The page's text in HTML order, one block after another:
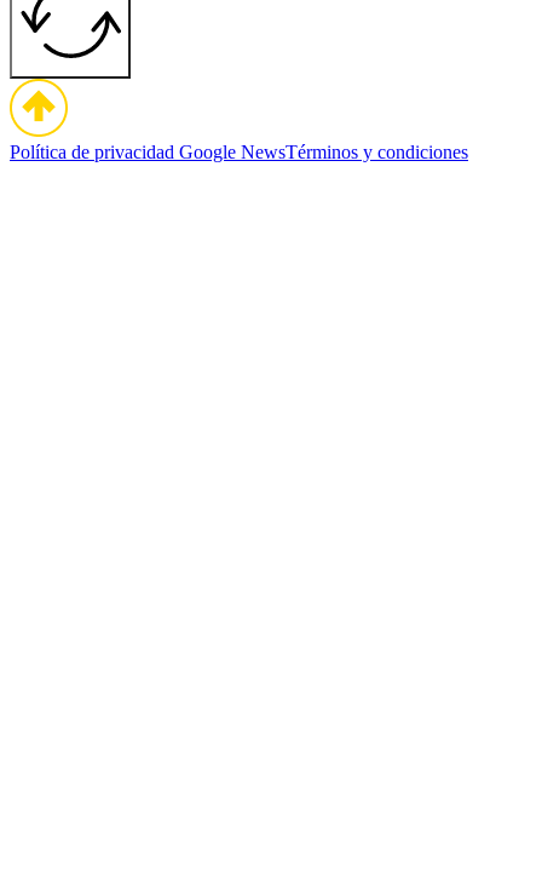
Política de privacidad Google NewsTérminos y condiciones